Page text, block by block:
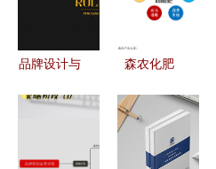
品牌设计与
森农化肥
划——以科
技为翼，赋